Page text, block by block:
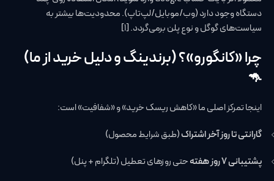
دستگاه وجود دارد (وب/موبایل/لپ‌تاپ). محدودیت‌ها بیشتر به
سیاست‌های گوگل و نوع پلن برمی‌گردد. [1]
چرا «کانگورو»؟ (برندینگ و دلیل خرید از ما)
🦘
اینجا تمرکز اصلی ما «کاهش ریسک خرید» و «شفافیت» است:
گارانتی تا روز آخر اشتراک(طبق شرایط محصول)
پشتیبانی ۷ روز هفته
حتی روزهای تعطیل (تلگرام + پنل)